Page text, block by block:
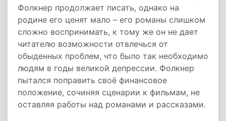
Фолкнер продолжает писать, однако на
родине его ценят мало – его романы слишком
сложно воспринимать, к тому же он не дает
читателю возможности отвлечься от
обыденных проблем, что было так необходимо
людям в годы великой депрессии. Фолкнер
пытался поправить своё финансовое
положение, сочиняя сценарии к фильмам, не
оставляя работы над романами и рассказами.